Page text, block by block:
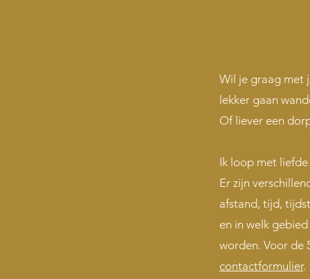
Wil je graag met
lekker gaan
Of liever een
Ik loop met
Er zijn
afstand, tijd,
en in welk
worden. Voor de
contactformulier.